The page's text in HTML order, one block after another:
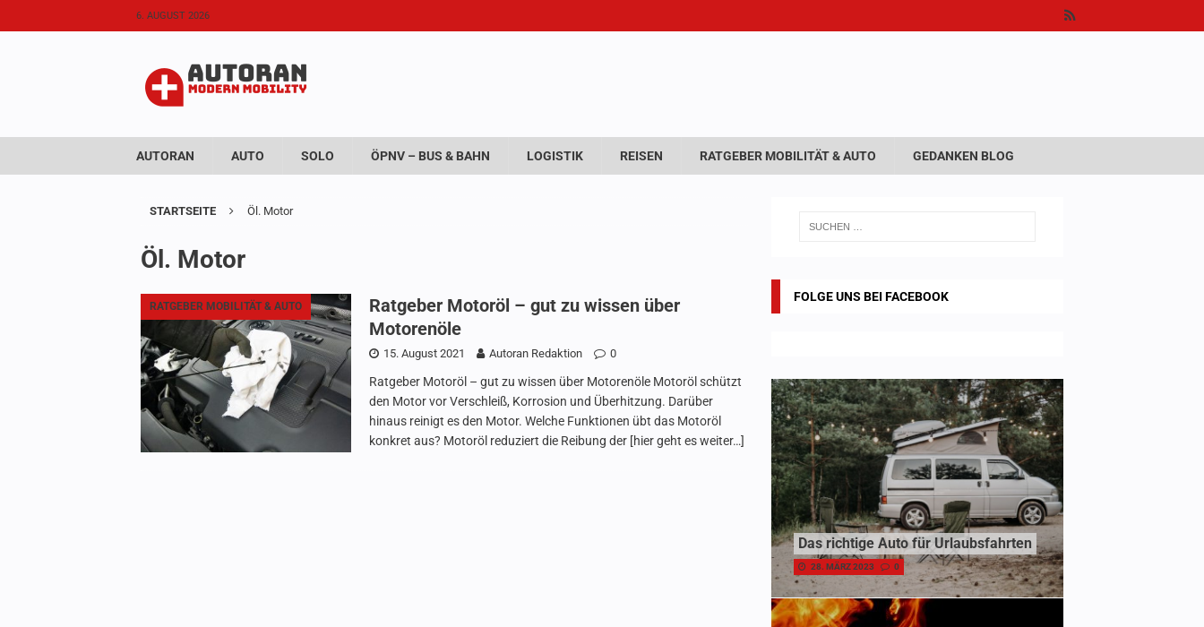
6. AUGUST 2026
AUTORAN AUTO SOLO ÖPNV – BUS & BAHN LOGISTIK REISEN RATGEBER MOBILITÄT & AUTO GEDANKEN BLOG
STARTSEITE Öl. Motor
Öl. Motor
RATGEBER MOBILITÄT & AUTO
Ratgeber Motoröl – gut zu wissen über
Motorenöle
15. August 2021 Autoran Redaktion 0
Ratgeber Motoröl – gut zu wissen über Motorenöle Motoröl schützt
den Motor vor Verschleiß, Korrosion und Überhitzung. Darüber
hinaus reinigt es den Motor. Welche Funktionen übt das Motoröl
konkret aus? Motoröl reduziert die Reibung der [hier geht es weiter…]
FOLGE UNS BEI FACEBOOK
Das richtige Auto für Urlaubsfahrten
28. MÄRZ 2023 0